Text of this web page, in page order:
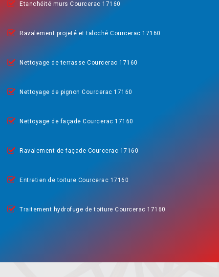
Etanchéité murs Courcerac 17160
Ravalement projeté et taloché Courcerac 17160
Nettoyage de terrasse Courcerac 17160
Nettoyage de pignon Courcerac 17160
Nettoyage de façade Courcerac 17160
Ravalement de façade Courcerac 17160
Entretien de toiture Courcerac 17160
Traitement hydrofuge de toiture Courcerac 17160